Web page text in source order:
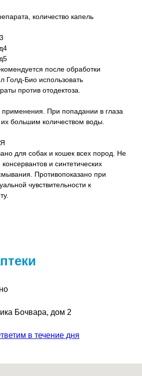
количество капель
после обработки
Голд-Био использовать
против отодектоза.
применения. При попадании в глаза
большим количеством воды.
для собак и кошек всех пород. Не
и синтетических
Противопоказано при
чувствительности к
Бочвара, дом 2
в течение дня